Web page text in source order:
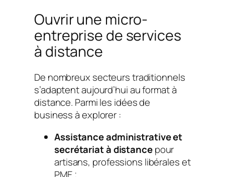
Ouvrir une micro-
entreprise de services
à distance
De nombreux secteurs traditionnels
s’adaptent aujourd’hui au format à
distance. Parmi les idées de
business à explorer :
Assistance administrative et
secrétariat à distancepour
artisans, professions libérales et
PME ;